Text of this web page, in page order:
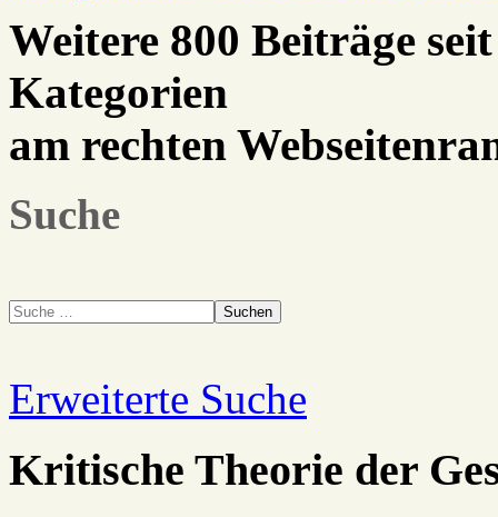
Weitere 800 Beiträge
Kategorien
am rechten
Suche
Suchen
Erweiterte Suche
Kritische Theorie der